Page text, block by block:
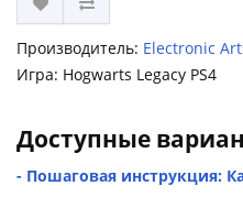
Производитель: Electronic
Игра: Hogwarts Legacy PS4
Доступные
- Пошаговая инструкция: